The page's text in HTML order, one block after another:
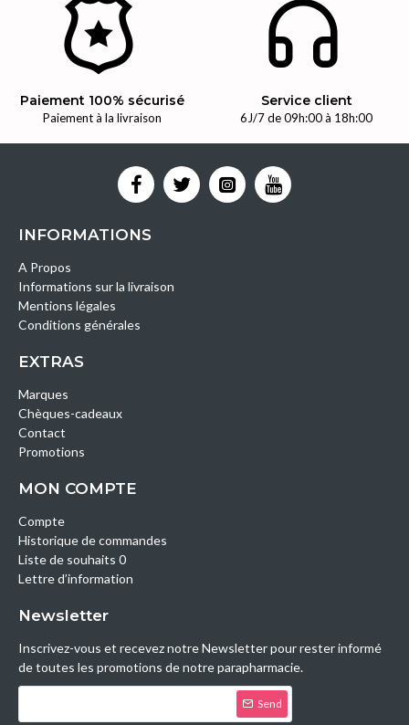
Paiement 100% sécurisé
Paiement à la livraison
Service client
6J/7 de 09h:00 à 18h:00
INFORMATIONS
A Propos
Informations sur la livraison
Mentions légales
Conditions générales
EXTRAS
Marques
Chèques-cadeaux
Contact
Promotions
MON COMPTE
Compte
Historique de commandes
Liste de souhaits 0
Lettre d’information
Newsletter
Inscrivez-vous et recevez notre Newsletter pour rester informé
de toutes les promotions de notre parapharmacie.
Send